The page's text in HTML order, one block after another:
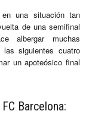
una situación tan
de una semifinal
albergar muchas
siguientes cuatro
un apoteósico final
Barcelona: